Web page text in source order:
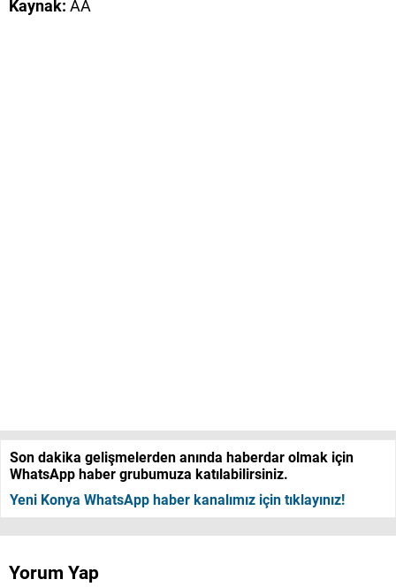
Kaynak: AA
Son dakika gelişmelerden anında haberdar olmak için
WhatsApp haber grubumuza katılabilirsiniz.
Yeni Konya WhatsApp haber kanalımız için tıklayınız!
Yorum Yap